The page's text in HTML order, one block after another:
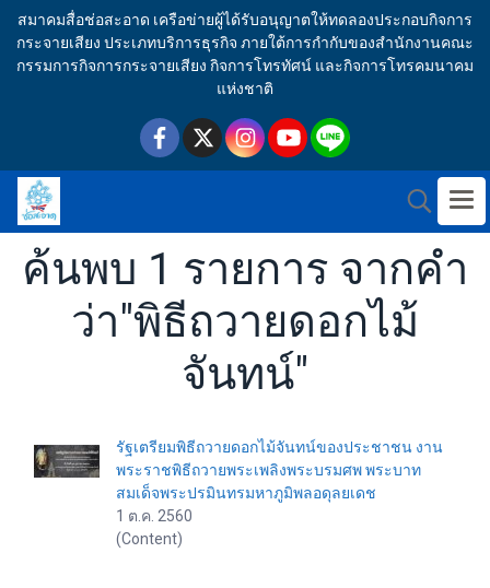
สมาคมสื่อช่อสะอาด เครือข่ายผู้ได้รับอนุญาตให้ทดลองประกอบกิจการ
กระจายเสียง ประเภทบริการธุรกิจ ภายใต้การกำกับของสำนักงานคณะ
กรรมการกิจการกระจายเสียง กิจการโทรทัศน์ และกิจการโทรคมนาคม
แห่งชาติ
ค้นพบ 1 รายการ จากคำ
ว่า"พิธีถวายดอกไม้
จันทน์"
รัฐเตรียมพิธีถวายดอกไม้จันทน์ของประชาชน งาน
พระราชพิธีถวายพระเพลิงพระบรมศพ พระบาท
สมเด็จพระปรมินทรมหาภูมิพลอดุลยเดช
1 ต.ค. 2560
(Content)